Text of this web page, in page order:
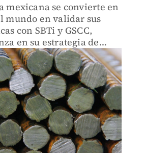
mexicana se convierte en
mundo en validar sus
con SBTi y GSCC,
en su estrategia de